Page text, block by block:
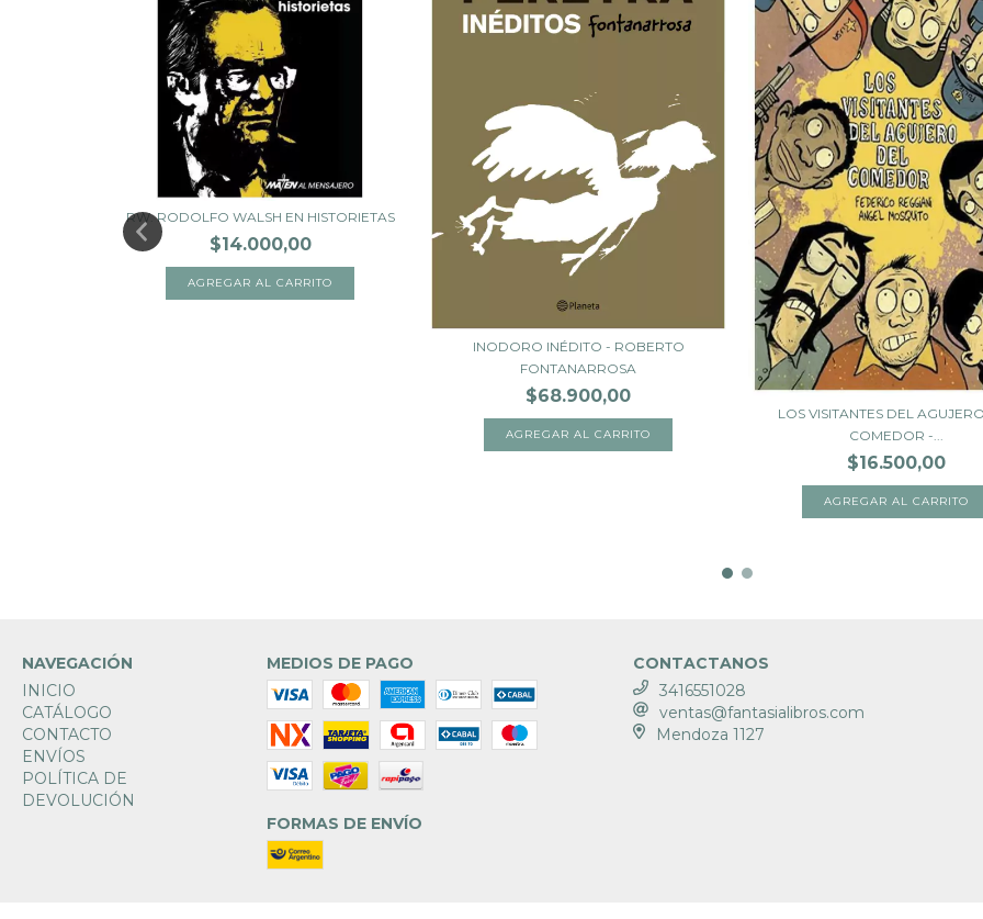
RW. RODOLFO WALSH EN HISTORIETAS
$14.000,00
INODORO INÉDITO - ROBERTO
FONTANARROSA
$68.900,00
LOS VISITANTES DEL
COMEDOR -...
$16.500,00
NAVEGACIÓN
INICIO
CATÁLOGO
CONTACTO
ENVÍOS
POLÍTICA DE
DEVOLUCIÓN
MEDIOS DE PAGO
FORMAS DE ENVÍO
CONTACTANOS
3416551028
ventas@fantasialibros.com
Mendoza 1127